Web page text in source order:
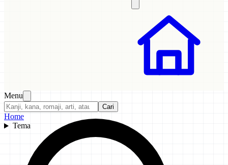
Menu
Cari
Home
Tema